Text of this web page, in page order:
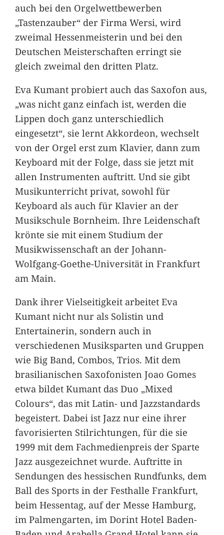
auch bei den Orgelwettbewerben
„Tastenzauber“ der Firma Wersi, wird
zweimal Hessenmeisterin und bei den
Deutschen Meisterschaften erringt sie
gleich zweimal den dritten Platz.
Eva Kumant probiert auch das Saxofon aus,
„was nicht ganz einfach ist, werden die
Lippen doch ganz unterschiedlich
eingesetzt“, sie lernt Akkordeon, wechselt
von der Orgel erst zum Klavier, dann zum
Keyboard mit der Folge, dass sie jetzt mit
allen Instrumenten auftritt. Und sie gibt
Musikunterricht privat, sowohl für
Keyboard als auch für Klavier an der
Musikschule Bornheim. Ihre Leidenschaft
krönte sie mit einem Studium der
Musikwissenschaft an der Johann-
Wolfgang-Goethe-Universität in Frankfurt
am Main.
Dank ihrer Vielseitigkeit arbeitet Eva
Kumant nicht nur als Solistin und
Entertainerin, sondern auch in
verschiedenen Musiksparten und Gruppen
wie Big Band, Combos, Trios. Mit dem
brasilianischen Saxofonisten Joao Gomes
etwa bildet Kumant das Duo „Mixed
Colours“, das mit Latin- und Jazzstandards
begeistert. Dabei ist Jazz nur eine ihrer
favorisierten Stilrichtungen, für die sie
1999 mit dem Fachmedienpreis der Sparte
Jazz ausgezeichnet wurde. Auftritte in
Sendungen des hessischen Rundfunks, dem
Ball des Sports in der Festhalle Frankfurt,
beim Hessentag, auf der Messe Hamburg,
im Palmengarten, im Dorint Hotel Baden-